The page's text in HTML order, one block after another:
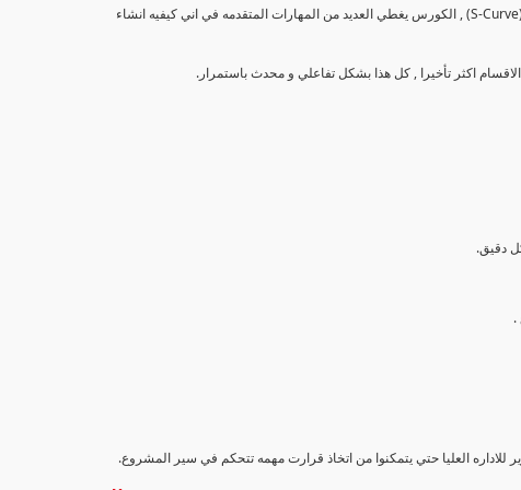
تهدف هذه الدورة إلى تزويد المشاركين بالمهارات والمعرفة اللازمة لإنشاء وتحليل منحنيات التقدم (S-Curve) , الكورس يغطي العديد من المهارات المتقدمه في اني كيفيه انشاء
للاداره العليا حتي يتمكنوا من اتخاذ قرارت مهمه تتحكم في سير المشروع.